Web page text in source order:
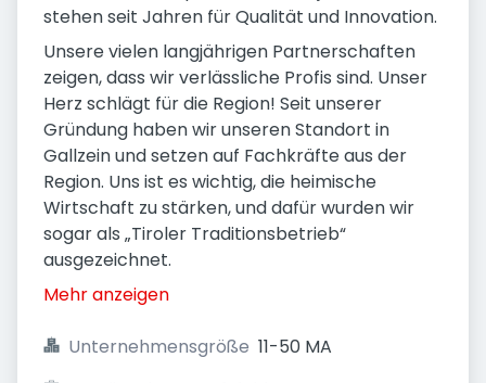
stehen seit Jahren für Qualität und Innovation.
Unsere vielen langjährigen Partnerschaften
zeigen, dass wir verlässliche Profis sind. Unser
Herz schlägt für die Region! Seit unserer
Gründung haben wir unseren Standort in
Gallzein und setzen auf Fachkräfte aus der
Region. Uns ist es wichtig, die heimische
Wirtschaft zu stärken, und dafür wurden wir
sogar als „Tiroler Traditionsbetrieb“
ausgezeichnet.
Mehr anzeigen
Unternehmensgröße 11-50 MA